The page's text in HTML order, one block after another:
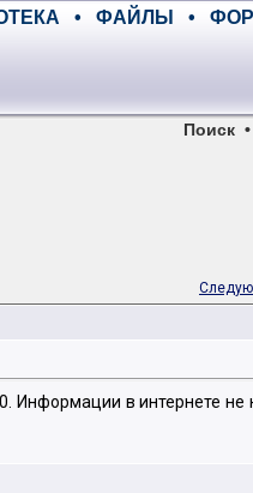
• ФАЙЛЫ •
Поиск •
Информации в интернете